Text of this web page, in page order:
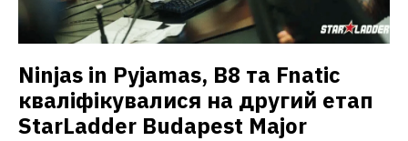
Ninjas in Pyjamas, B8 та Fnatic
кваліфікувалися на другий етап
StarLadder Budapest Major